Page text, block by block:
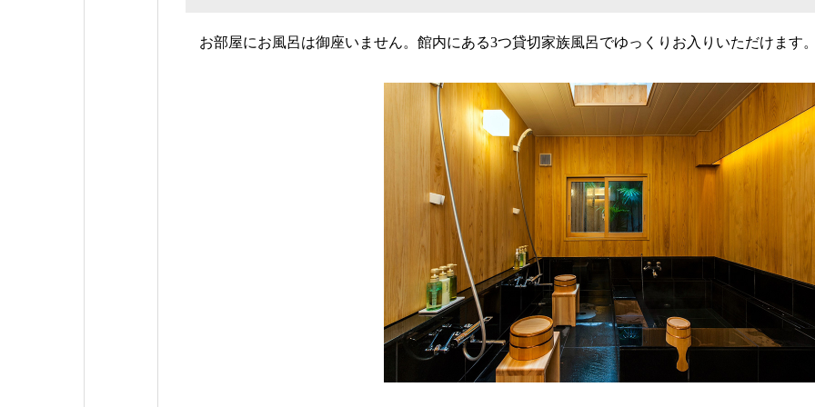
お部屋にお風呂は御座いません。館内にある3つ貸切家族風呂でゆっくりお入りいただけます